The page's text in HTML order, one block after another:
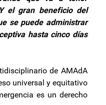
el gran beneficio del
se puede administrar
hasta cinco días
de AMAdA
universal y equitativo
es un derecho